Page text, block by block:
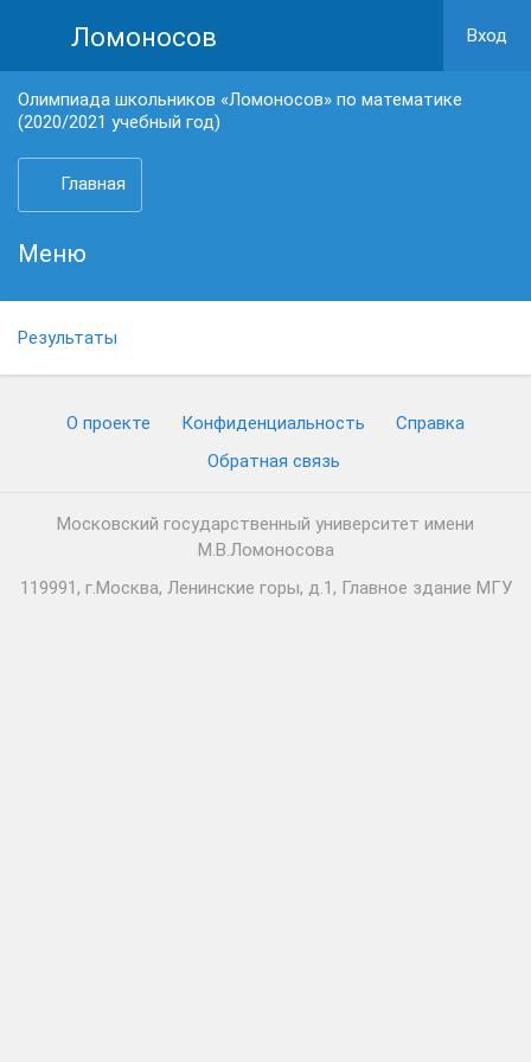
Ломоносов Вход
Олимпиада школьников «Ломоносов» по математике
(2020/2021 учебный год)
Главная
Меню
Результаты
О проекте Конфиденциальность
Cправка
Обратная связь
Московский государственный университет имени
М.В.Ломоносова
119991, г.Москва, Ленинские горы, д.1, Главное здание МГУ